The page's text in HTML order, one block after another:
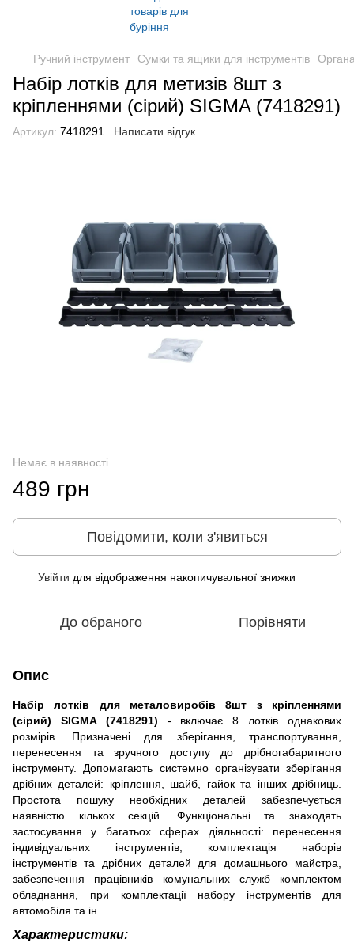
Ручний інструмент Сумки та ящики для інструментів
Набір лотків для метизів 8шт з
кріпленнями (сірий) SIGMA (7418291)
Артикул: 7418291 Написати відгук
Немає в наявності
489 грн
Повідомити, коли з'явиться
Увійти для відображення накопичувальної знижки
До обраного Порівняти
Опис
Набір лотків для металовиробів 8шт з кріпленнями
(сірий) SIGMA (7418291) - включає 8 лотків однакових
розмірів. Призначені для зберігання, транспортування,
перенесення та зручного доступу до дрібногабаритного
інструменту. Допомагають системно організувати зберігання
дрібних деталей: кріплення, шайб, гайок та інших дрібниць.
Простота пошуку необхідних деталей забезпечується
наявністю кількох секцій. Функціональні та знаходять
застосування у багатьох сферах діяльності: перенесення
індивідуальних інструментів, комплектація наборів
інструментів та дрібних деталей для домашнього майстра,
забезпечення працівників комунальних служб комплектом
обладнання, при комплектації набору інструментів для
автомобіля та ін.
Характеристики: